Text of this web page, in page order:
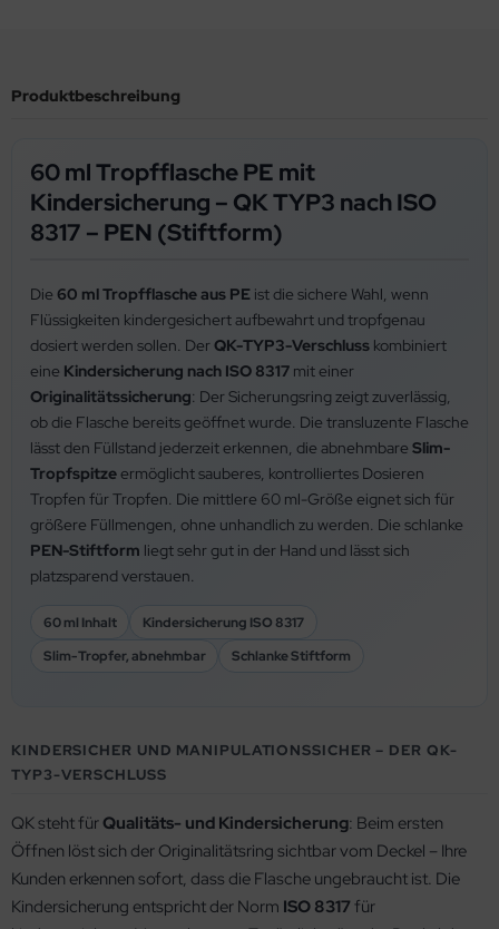
Produktbeschreibung
60 ml Tropfflasche PE mit
Kindersicherung – QK TYP3 nach ISO
8317 – PEN (Stiftform)
Die 60 ml Tropfflasche aus PE ist die sichere Wahl, wenn
Flüssigkeiten kindergesichert aufbewahrt und tropfgenau
dosiert werden sollen. DerQK-TYP3-Verschluss kombiniert
eine Kindersicherung nach ISO 8317 mit einer
Originalitätssicherung: Der Sicherungsring zeigt zuverlässig,
ob die Flasche bereits geöffnet wurde. Die transluzente Flasche
lässt den Füllstand jederzeit erkennen, die abnehmbare Slim-
Tropfspitzeermöglicht sauberes, kontrolliertes Dosieren
Tropfen für Tropfen. Die mittlere 60 ml-Größe eignet sich für
größere Füllmengen, ohne unhandlich zu werden. Die schlanke
PEN-Stiftform liegt sehr gut in der Hand und lässt sich
platzsparend verstauen.
60 ml Inhalt
Kindersicherung ISO 8317
Slim-Tropfer, abnehmbar
Schlanke Stiftform
KINDERSICHER UND MANIPULATIONSSICHER – DER QK-
TYP3-VERSCHLUSS
QK steht fürQualitäts- und Kindersicherung: Beim ersten
Öffnen löst sich der Originalitätsring sichtbar vom Deckel – Ihre
Kunden erkennen sofort, dass die Flasche ungebraucht ist. Die
Kindersicherung entspricht der Norm ISO 8317für